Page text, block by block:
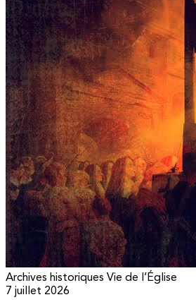
Archives historiques Vie de l’Église
7 juillet 2026